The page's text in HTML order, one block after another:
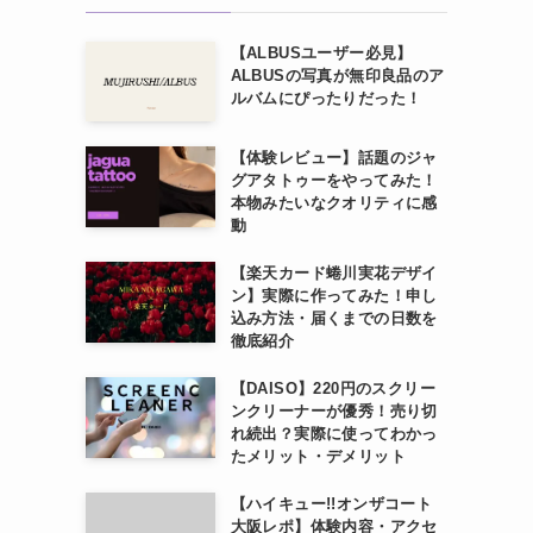
【ALBUSユーザー必見】
ALBUSの写真が無印良品のア
ルバムにぴったりだった！
【体験レビュー】話題のジャ
グアタトゥーをやってみた！
本物みたいなクオリティに感
動
【楽天カード蜷川実花デザイ
ン】実際に作ってみた！申し
込み方法・届くまでの日数を
徹底紹介
【DAISO】220円のスクリー
ンクリーナーが優秀！売り切
れ続出？実際に使ってわかっ
たメリット・デメリット
【ハイキュー!!オンザコート
大阪レポ】体験内容・アクセ